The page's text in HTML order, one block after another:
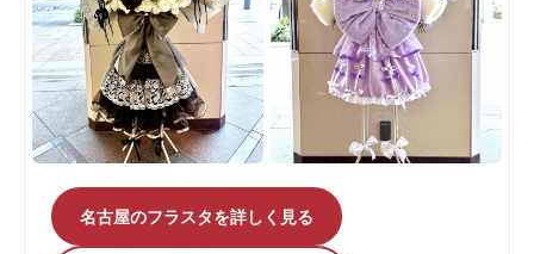
名古屋のフラスタを詳しく見る